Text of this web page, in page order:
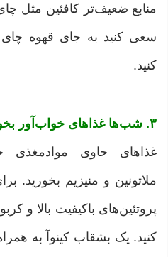
منابع ضعیف‌تر کافئین مثل
سعی کنید به جای قهوه
کنید.
۳. شب‌ها غذاهای خواب‌آور بخورید.
غذاهای حاوی موادمغذی
ملاتونین و منیزیم بخورید.
پروتئین‌های باکیفیت بالا و
کنید. یک بشقاب کینوآ به